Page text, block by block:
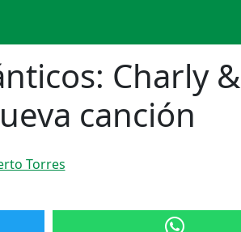
Charly &
canción
Torres